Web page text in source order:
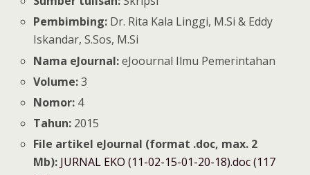
Pembimbing: Dr. Rita Kala Linggi, M.Si & Eddy
Iskandar, S.Sos, M.Si
Nama eJournal:eJoournal Ilmu Pemerintahan
Volume:3
Nomor: 4
Tahun: 2015
File artikel eJournal (format .doc, max. 2
Mb): JURNAL EKO (11-02-15-01-20-18).doc (117